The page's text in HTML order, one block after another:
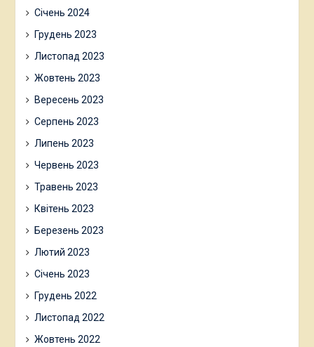
Січень 2024
Грудень 2023
Листопад 2023
Жовтень 2023
Вересень 2023
Серпень 2023
Липень 2023
Червень 2023
Травень 2023
Квітень 2023
Березень 2023
Лютий 2023
Січень 2023
Грудень 2022
Листопад 2022
Жовтень 2022